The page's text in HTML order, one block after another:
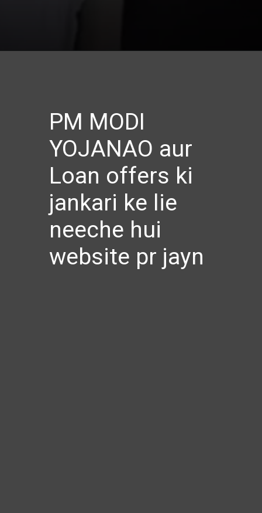
PM MODI
YOJANAO aur
Loan offers ki
jankari ke lie
neeche hui
website pr jayn